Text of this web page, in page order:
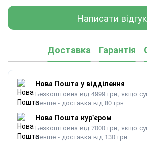
Написати відгук
Доставка Гарантія
Нова Пошта у відділення
Безкоштовна від 4999 грн, якщо
менше - доставка від 80 грн
Нова Пошта кур'єром
Безкоштовна від 7000 грн, якщо
менше - доставка від 130 грн